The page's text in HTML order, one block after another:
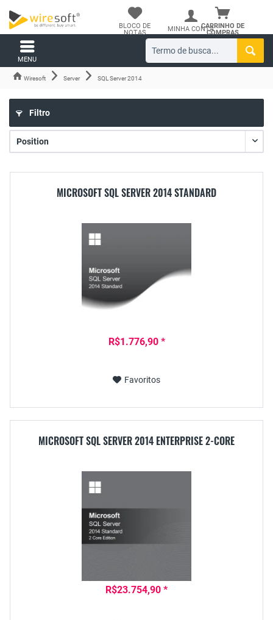
CARRINHO DE
COMPRAS
BLOCO DE
NOTAS
MINHA CONTA
MENU
Wiresoft Server SQL Server 2014
Filtro
MICROSOFT SQL SERVER 2014 STANDARD
R$1.776,90 *
Favoritos
MICROSOFT SQL SERVER 2014 ENTERPRISE 2-CORE
R$23.754,90 *